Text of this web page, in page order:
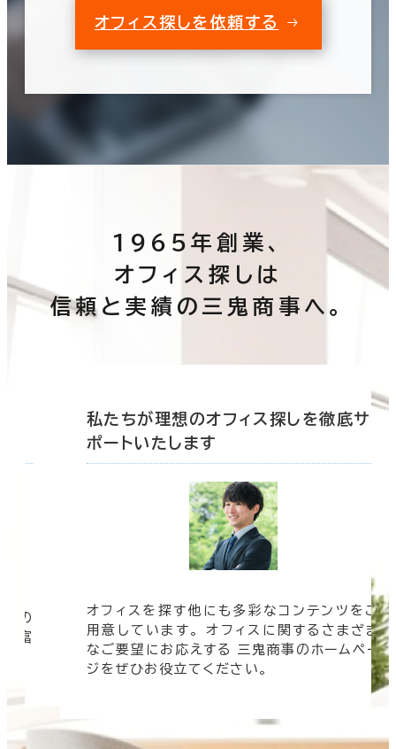
オフィス探しを依頼する
1965年創業、
オフィス探しは
信頼と実績の三鬼商事へ。
の
豊富
私たちが理想のオフィス探しを徹底サ
ポートいたします
オフィスを探す他にも多彩なコンテンツをご
用意しています。 オフィスに関するさまざま
なご要望にお応えする 三鬼商事のホームペー
ジをぜひお役立てください。